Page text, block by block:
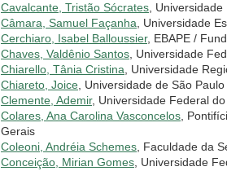
Cavalcante, Tristão Sócrates, Universidade
Câmara, Samuel Façanha, Universidade
Cerchiaro, Isabel Balloussier, EBAPE /
Chaves, Valdênio Santos, Universidade
Chiarello, Tânia Cristina, Universidade
Chiareto, Joice, Universidade de São
Clemente, Ademir, Universidade Federal
Colares, Ana Carolina Vasconcelos,
Gerais
Coleoni, Andréia Schemes, Faculdade da
Conceição, Mirian Gomes, Universidade